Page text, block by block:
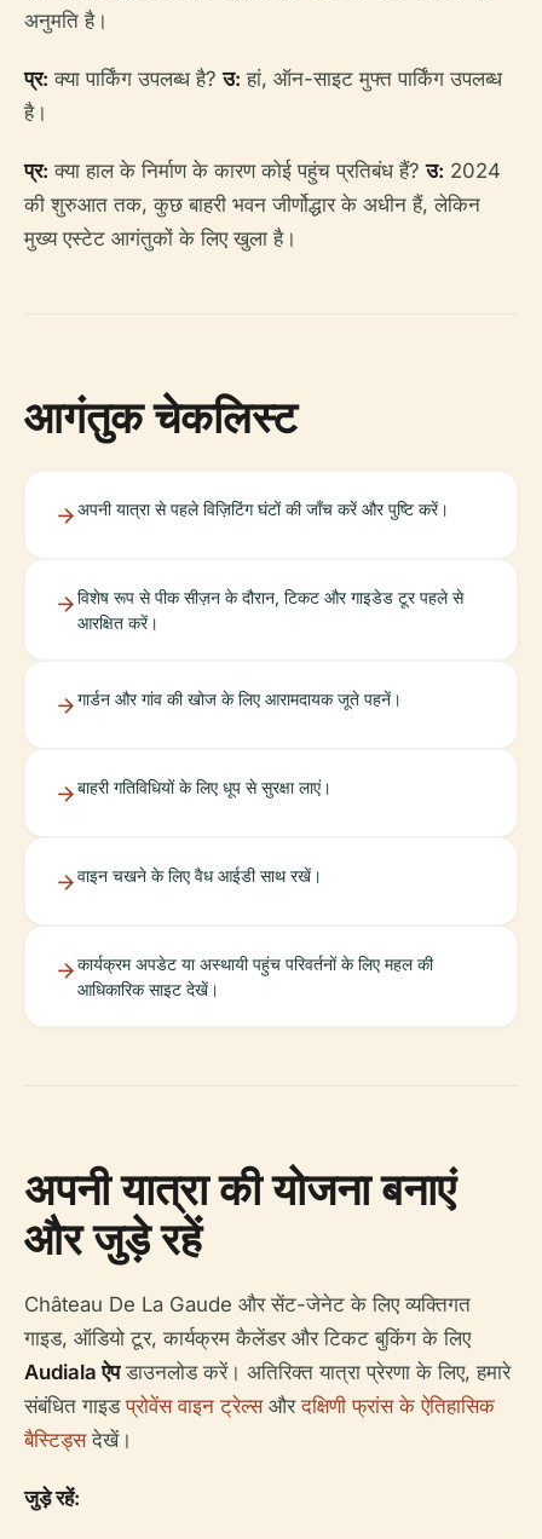
अनुमति है।
प्र: क्या पार्किंग उपलब्ध है?उ: हां, ऑन-साइट मुफ्त पार्किंग उपलब्ध
है।
प्र: क्या हाल के निर्माण के कारण कोई पहुंच प्रतिबंध हैं?उ: 2024
की शुरुआत तक, कुछ बाहरी भवन जीर्णोद्धार के अधीन हैं, लेकिन
मुख्य एस्टेट आगंतुकों के लिए खुला है।
आगंतुक चेकलिस्ट
अपनी यात्रा से पहले विज़िटिंग घंटों की जाँच करें और पुष्टि करें।
विशेष रूप से पीक सीज़न के दौरान, टिकट और गाइडेड टूर पहले से
आरक्षित करें।
गार्डन और गांव की खोज के लिए आरामदायक जूते पहनें।
बाहरी गतिविधियों के लिए धूप से सुरक्षा लाएं।
वाइन चखने के लिए वैध आईडी साथ रखें।
कार्यक्रम अपडेट या अस्थायी पहुंच परिवर्तनों के लिए महल की
आधिकारिक साइट देखें।
अपनी यात्रा की योजना बनाएं
और जुड़े रहें
Château De La Gaude और सेंट-जेनेट के लिए व्यक्तिगत
गाइड, ऑडियो टूर, कार्यक्रम कैलेंडर और टिकट बुकिंग के लिए
Audiala ऐपडाउनलोड करें। अतिरिक्त यात्रा प्रेरणा के लिए, हमारे
संबंधित गाइडप्रोवेंस वाइन ट्रेल्सऔरदक्षिणी फ्रांस के ऐतिहासिक
बैस्टिड्सदेखें।
जुड़े रहें: